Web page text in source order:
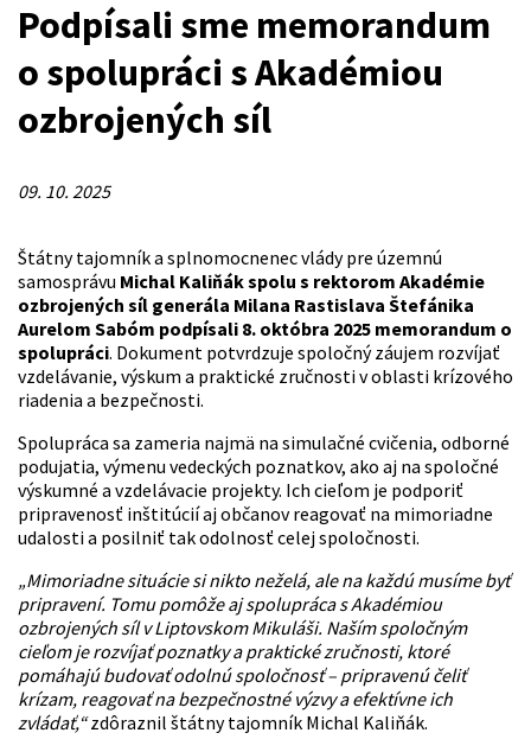
Podpísali sme memorandum
o spolupráci s Akadémiou
ozbrojených síl
09. 10. 2025
Štátny tajomník a splnomocnenec vlády pre územnú
samosprávu Michal Kaliňákspolu s rektorom Akadémie
ozbrojených síl generála Milana Rastislava Štefánika
Aurelom Sabóm podpísali 8. októbra 2025 memorandum o
spolupráci. Dokument potvrdzuje spoločný záujem rozvíjať
vzdelávanie, výskum a praktické zručnosti v oblasti krízového
riadenia a bezpečnosti.
Spolupráca sa zameria najmä na simulačné cvičenia, odborné
podujatia, výmenu vedeckých poznatkov, ako aj na spoločné
výskumné a vzdelávacie projekty. Ich cieľom je podporiť
pripravenosť inštitúcií aj občanov reagovať na mimoriadne
udalosti a posilniť tak odolnosť celej spoločnosti.
„Mimoriadne situácie si nikto neželá, ale na každú musíme byť
pripravení. Tomu pomôže aj spolupráca s Akadémiou
ozbrojených síl v Liptovskom Mikuláši. Naším spoločným
cieľom je rozvíjať poznatky a praktické zručnosti, ktoré
pomáhajú budovať odolnú spoločnosť – pripravenú čeliť
krízam, reagovať na bezpečnostné výzvy a efektívne ich
zvládať,“zdôraznil štátny tajomník Michal Kaliňák.